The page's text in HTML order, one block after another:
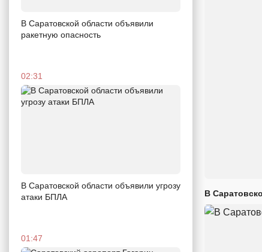
В Саратовской области объявили
ракетную опасность
02:31
В Саратовской области объявили угрозу
атаки БПЛА
01:47
В